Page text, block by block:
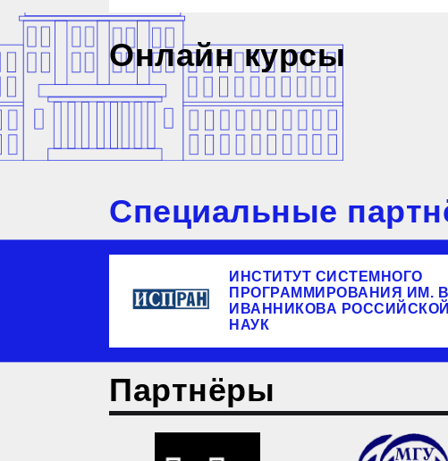
Онлайн курсы
Специальные
ИНСТИТУТ СИСТЕМНОГО
ПРОГРАММИРОВАНИЯ ИМ.
ИВАННИКОВА
НАУК
Партнёры